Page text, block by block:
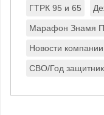
ГТРК 95 и 65
Марафон Знамя
Новости компании
СВО/Год